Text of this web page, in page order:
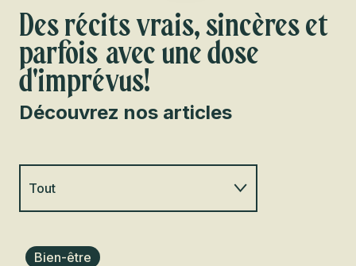
Des récits vrais, sincères et
parfois avec une dose
d'imprévus!
Découvrez nos articles
Tout
Bien-être